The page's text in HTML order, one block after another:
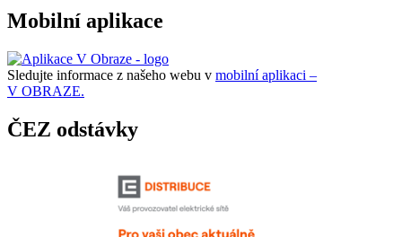
Mobilní aplikace
Sledujte informace z našeho webu v mobilní aplikaci –
V OBRAZE.
ČEZ odstávky